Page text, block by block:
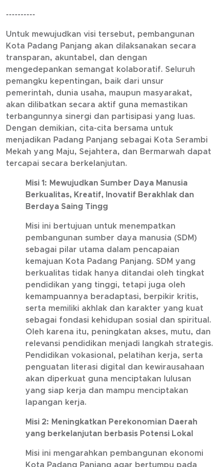
----------
Untuk mewujudkan visi tersebut, pembangunan
Kota Padang Panjang akan dilaksanakan secara
transparan, akuntabel, dan dengan
mengedepankan semangat kolaboratif. Seluruh
pemangku kepentingan, baik dari unsur
pemerintah, dunia usaha, maupun masyarakat,
akan dilibatkan secara aktif guna memastikan
terbangunnya sinergi dan partisipasi yang luas.
Dengan demikian, cita-cita bersama untuk
menjadikan Padang Panjang sebagai Kota Serambi
Mekah yang Maju, Sejahtera, dan Bermarwah dapat
tercapai secara berkelanjutan.
Misi 1: Mewujudkan Sumber Daya Manusia
Berkualitas, Kreatif, Inovatif Berakhlak dan
Berdaya Saing Tingg
Misi ini bertujuan untuk menempatkan
pembangunan sumber daya manusia (SDM)
sebagai pilar utama dalam pencapaian
kemajuan Kota Padang Panjang. SDM yang
berkualitas tidak hanya ditandai oleh tingkat
pendidikan yang tinggi, tetapi juga oleh
kemampuannya beradaptasi, berpikir kritis,
serta memiliki akhlak dan karakter yang kuat
sebagai fondasi kehidupan sosial dan spiritual.
Oleh karena itu, peningkatan akses, mutu, dan
relevansi pendidikan menjadi langkah strategis.
Pendidikan vokasional, pelatihan kerja, serta
penguatan literasi digital dan kewirausahaan
akan diperkuat guna menciptakan lulusan
yang siap kerja dan mampu menciptakan
lapangan kerja.
Misi 2: Meningkatkan Perekonomian Daerah
yang berkelanjutan berbasis Potensi Lokal
Misi ini mengarahkan pembangunan ekonomi
Kota Padang Panjang agar bertumpu pada